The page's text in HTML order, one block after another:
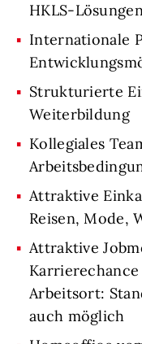
HKLS-
Internationale
Strukturierte
Weiterbildung
Kollegiales
Attraktive
Reisen, Mode,
Attraktive
Arbeitsort:
auch möglich